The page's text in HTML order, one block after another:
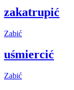
zakatrupić
Zabić
uśmiercić
Zabić